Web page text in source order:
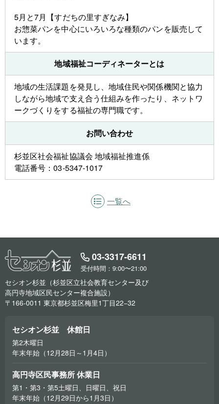
5月と7月【すだちの里すぎなみ】
お惣菜パンを中心にいろいろな種類のパンを販売して
います。
地域福祉コーディネーターとは
地域の生活課題を発見し、地域住民や関係機関と協力
しながら地域で支え合う仕組みを作ったり、ネットワ
ークづくりをする福祉の専門職です。
お問い合わせ
杉並区社会福祉協議会 地域福祉推進係
電話番号：03-5347-1017
一覧へ
03-3317-6611
受付時間：9:00〜21:00
セシオン杉並（杉並区立社会教育センター及び
高円寺地域区民センター複合施設）
〒166-0011 東京都杉並区梅里1丁目22−32
セシオン杉並 休館日
第2木曜日
年末年始（12月28日～1月4日）
高円寺区民事務所 休業日
第1・第3・第5土曜日、日曜日、祝日
年末年始（12月29日から1月3日）